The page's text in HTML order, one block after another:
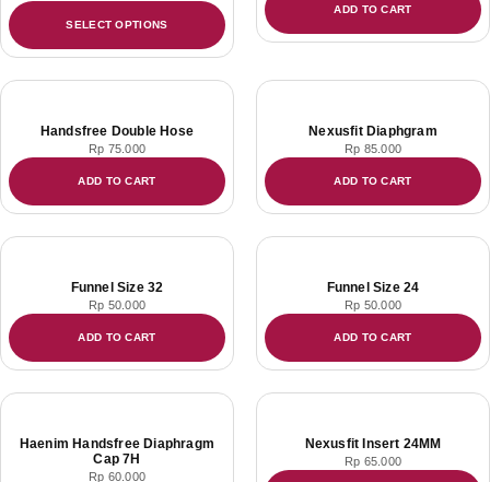
SELECT OPTIONS
ADD TO CART
Handsfree Double Hose
Rp 75.000
ADD TO CART
Nexusfit Diaphgram
Rp 85.000
ADD TO CART
Funnel Size 32
Rp 50.000
ADD TO CART
Funnel Size 24
Rp 50.000
ADD TO CART
Haenim Handsfree Diaphragm
Cap 7H
Rp 60.000
Nexusfit Insert 24MM
Rp 65.000